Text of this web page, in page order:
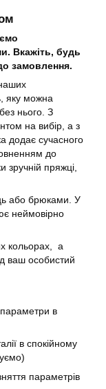
Вкажіть, будь
замовлення.
яку можна
нього. З
на вибір, а з
додає сучасного
до
зручній пряжці,
або брюками. У
неймовірно
кольорах, а
ваш особистий
в
в спокійному
параметрів